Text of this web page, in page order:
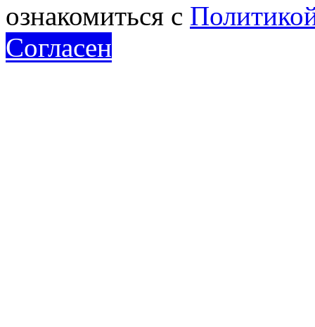
ознакомиться с
Согласен